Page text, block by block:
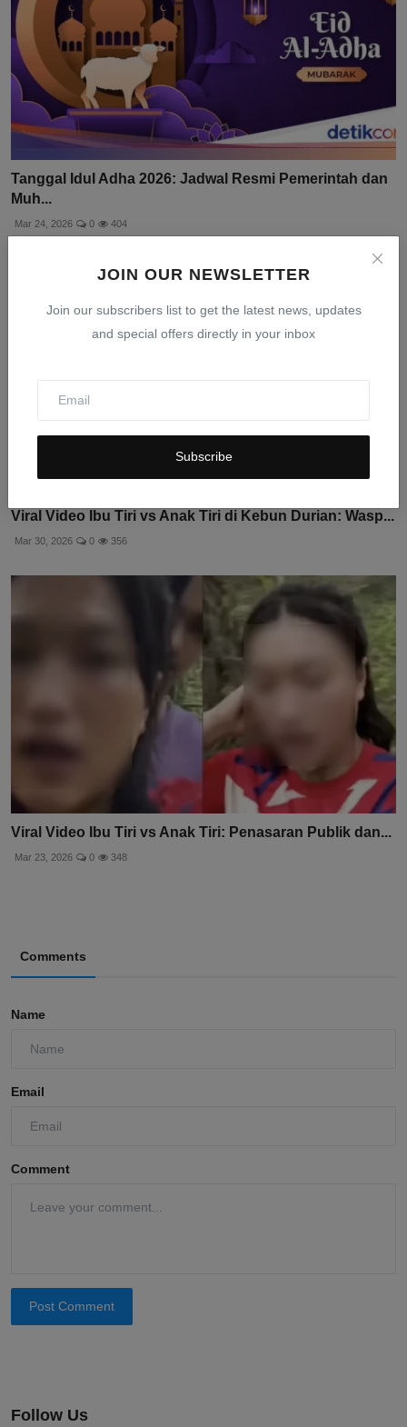
JOIN OUR NEWSLETTER
Join our subscribers list to get the latest news, updates
and special offers directly in your inbox
Subscribe
Tanggal Idul Adha 2026: Jadwal Resmi Pemerintah dan
Muh...
Mar 24, 2026 0 404
Viral Video Ibu Tiri vs Anak Tiri di Kebun Durian: Wasp...
Mar 30, 2026 0 356
Viral Video Ibu Tiri vs Anak Tiri: Penasaran Publik dan...
Mar 23, 2026 0 348
Comments
Name
Email
Comment
Post Comment
Follow Us